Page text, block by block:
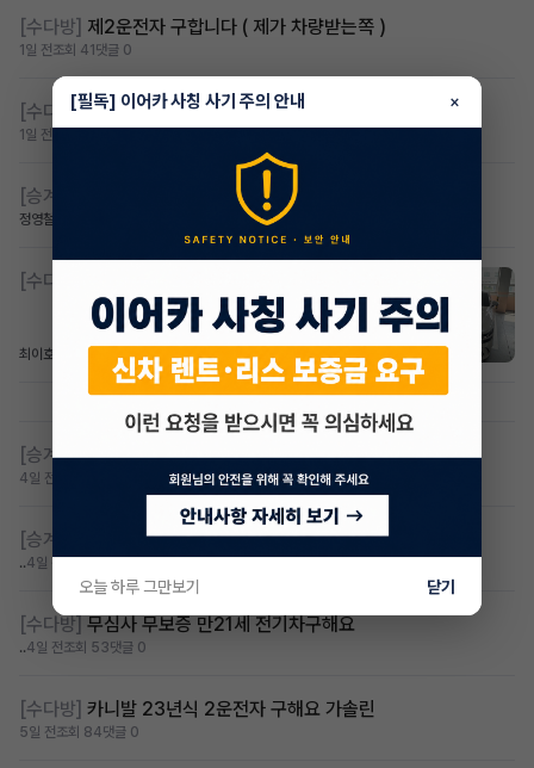
[수다방] 제2운전자 구합니다 ( 제가 차량받는쪽 )
1일 전조회 41 댓글 0
[수다방] 제2운전자 구합니다 ( 제가 차량받는쪽 )
1일 전
[승계찾아줘] 무심사 차량구해요
정영철
[수다방]
최이호 조회 89 댓글 0
[승계찾아줘] 무보증 무심사 전기차 승계 알아봅니다
4일 전
[승계찾아줘] 무심사 무보증 만21세 전기차 승계,2운전자
..4일 전
[수다방] 무심사 무보증 만21세 전기차구해요
..4일 전조회 53댓글 0
[수다방] 카니발 23년식 2운전자 구해요 가솔린
5일 전조회 84댓글 0
[필독] 이어카 사칭 사기 주의 안내 ×
오늘 하루 그만보기 닫기